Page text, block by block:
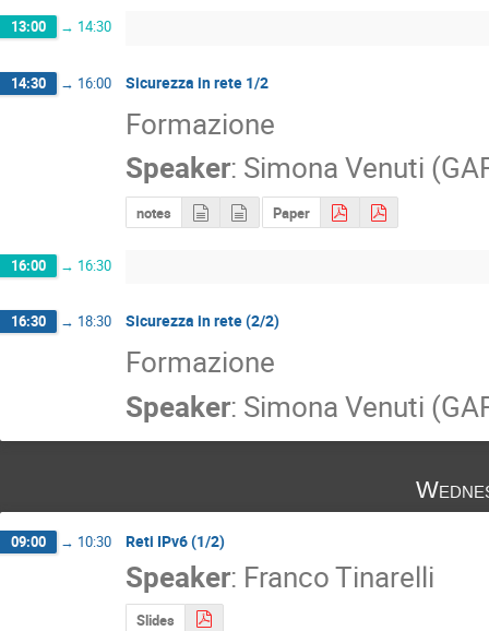
13:00 → 14:30
14:30 → 16:00 Sicurezza in rete 1/2
Formazione
Speaker: Simona Venuti
notes Paper
16:00 → 16:30
16:30 → 18:30 Sicurezza in rete (2/2)
Formazione
Speaker: Simona Venuti
09:00 → 10:30 Reti IPv6 (1/2)
Speaker: Franco Tinarelli
Slides